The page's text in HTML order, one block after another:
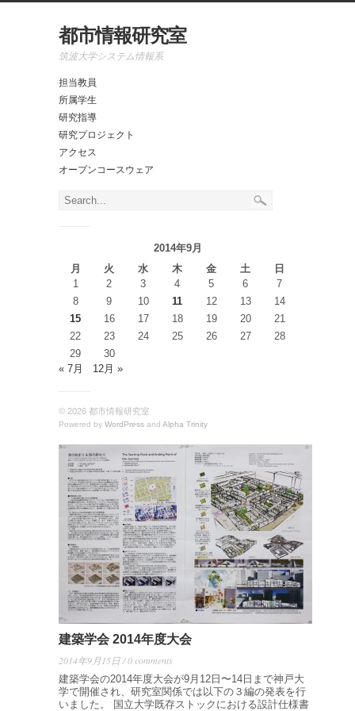
都市情報研究室
筑波大学システム情報系
担当教員
所属学生
研究指導
研究プロジェクト
アクセス
オープンコースウェア
2014年9月
月
火 水 木 金 土
日
1
2 3 4 5 6
7
8
9 10 11 12 13
14
15
16 17 18 19 20
21
22
23 24 25 26 27
28
29
30
« 7月
12月 »
© 2026 都市情報研究室
Powered by WordPress and Alpha Trinity
建築学会 2014年度大会
2014年9月15日 / 0 comments
建築学会の2014年度大会が9月12日〜14日まで神戸大
学で開催され、研究室関係では以下の３編の発表を行
いました。 国立大学既存ストックにおける設計仕様書